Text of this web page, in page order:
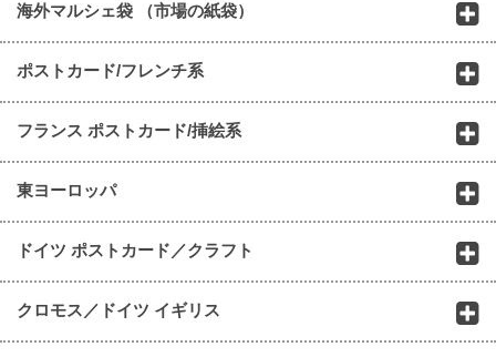
海外マルシェ袋 （市場の紙袋）
ポストカード/フレンチ系
フランス ポストカード/挿絵系
東ヨーロッパ
ドイツ ポストカード／クラフト
クロモス／ドイツ イギリス